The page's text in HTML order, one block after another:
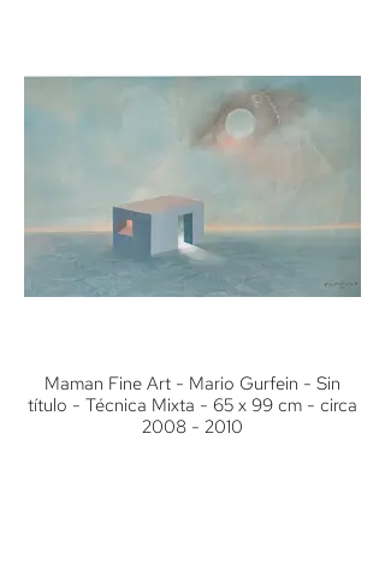
Maman Fine Art - Mario Gurfein - Sin
título - Técnica Mixta - 65 x 99 cm - circa
2008 - 2010